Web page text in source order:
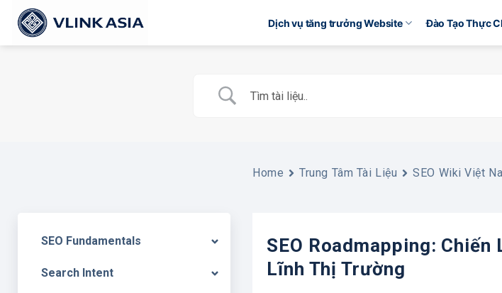
qua
nội
Dịch vụ tăng trưởng Website Đào Tạo Thực
SEO Fundamentals
Search Intent
Home Trung Tâm Tài Liệu SEO Wiki Việt
SEO Roadmapping:
Lĩnh Thị Trường